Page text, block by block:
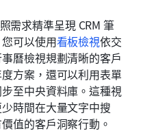
需求精準呈現 CRM 筆
可以使用看板檢視依交
曆檢視規劃清晰的客戶
方案，還可以利用表單
至中央資料庫。這種視
時間在大量文字中搜
值的客戶洞察行動。